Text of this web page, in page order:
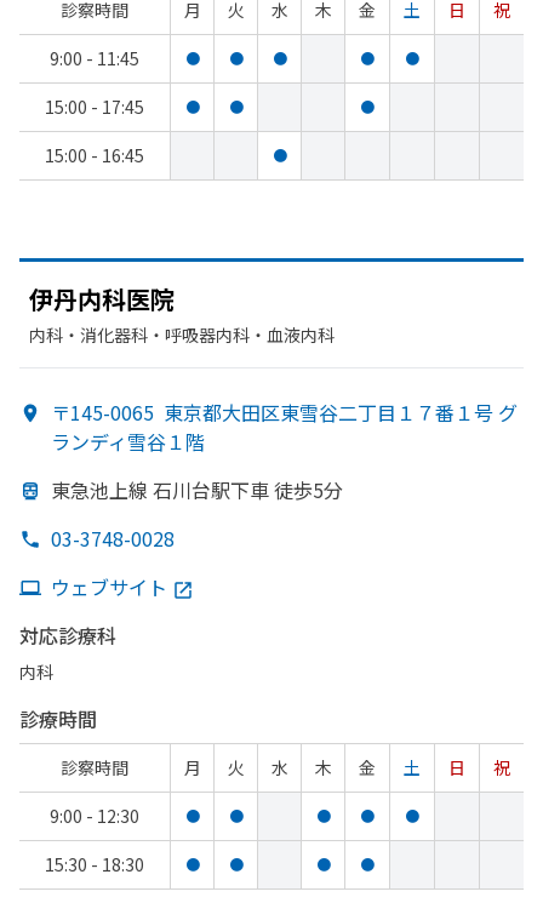
診察時間 月 火 水 木 金 土 日
祝
9:00 - 11:45
● ● ● ● ●
15:00 - 17:45 ● ● ●
15:00 - 16:45 ●
伊丹内科医院
内科・​消化器科・​呼吸器内科・​血液内科
〒145-0065 東京都大田区東雪谷二丁目１７番１号 グ
ランディ雪谷１階
東急池上線 石川台駅下車 徒歩5分
03-3748-0028
ウェブサイト
対応診療科
内科
診療時間
診察時間 月 火 水 木 金 土 日
祝
9:00 - 12:30
● ● ● ● ●
15:30 - 18:30 ● ● ● ●